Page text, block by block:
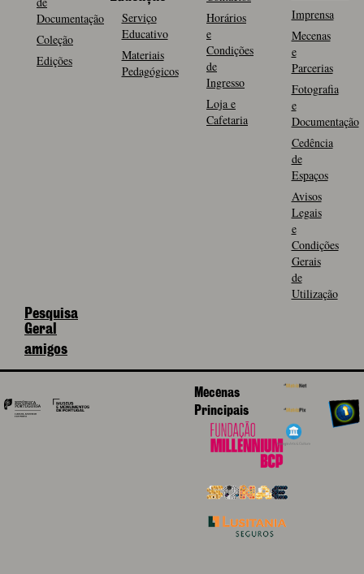
Documentação
Coleção
Edições
Serviço
Educativo
Materiais
Pedagógicos
Horários
e
Condições
de
Ingresso
Loja e
Cafetaria
Imprensa
Mecenas
e
Parcerias
Fotografia
e
Documentação
Cedência
de
Espaços
Avisos
Legais
e
Condições
Gerais
de
Utilização
Pesquisa
Geral
amigos
Mecenas
Principais